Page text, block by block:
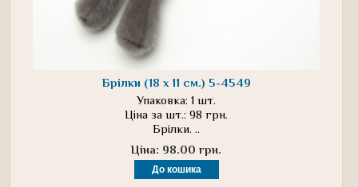
Брілки (18 х 11 см.) 5-4549
Упаковка: 1 шт.
Ціна за шт.: 98 грн.
Брілки. ..
Ціна: 98.00 грн.